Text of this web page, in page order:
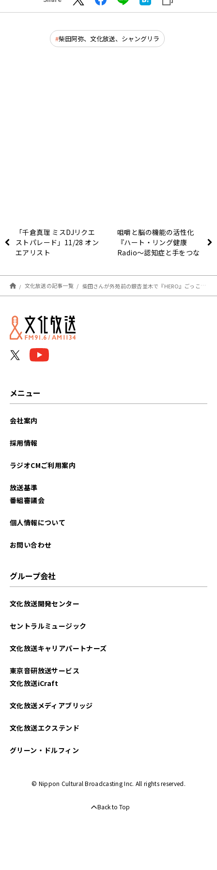
柴田阿弥、文化放送、シャングリラ
「千倉真理 ミスDJリクエ
ストパレード」11/28 オン
エアリスト
咀嚼と脳の機能の活性化
『ハート・リング健康
Radio～認知症と手をつな
文化放送の記事一覧 柴田さんが外苑前の銀杏並木で『HERO』ごっこ！！
メニュー
会社案内
採用情報
ラジオCMご利用案内
放送基準
番組審議会
個人情報について
お問い合わせ
グループ会社
文化放送開発センター
セントラルミュージック
文化放送キャリアパートナーズ
東京音研放送サービス
文化放送iCraft
文化放送メディアブリッジ
文化放送エクステンド
グリーン・ドルフィン
© Nippon Cultural Broadcasting Inc. All rights reserved.
Back to Top